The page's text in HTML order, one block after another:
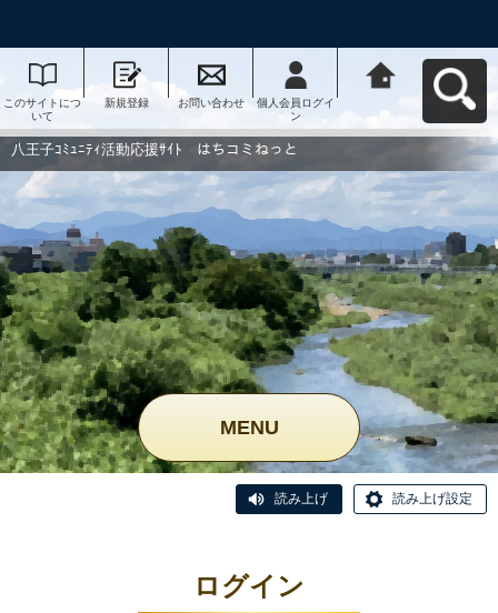
このサイトにつ
いて
新規登録 お問い合わせ
個人会員ログイ
ン
動応援ｻｲﾄ はち
コミねっとへ戻
八王子ｺﾐｭﾆﾃｨ活動応援ｻｲﾄ はちコミねっと
MENU
読み上げ 読み上げ設定
ログイン